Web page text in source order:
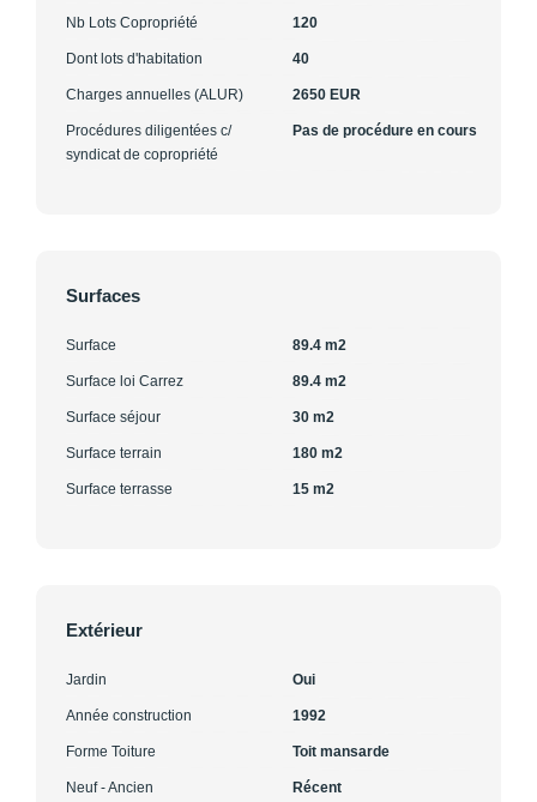
Nb Lots Copropriété 120
Dont lots d'habitation 40
Charges annuelles (ALUR) 2650 EUR
Procédures diligentées c/
syndicat de copropriété
Pas de procédure en cours
Surfaces
Surface 89.4 m2
Surface loi Carrez 89.4 m2
Surface séjour 30 m2
Surface terrain 180 m2
Surface terrasse 15 m2
Extérieur
Jardin Oui
Année construction 1992
Forme Toiture Toit mansarde
Neuf - Ancien Récent